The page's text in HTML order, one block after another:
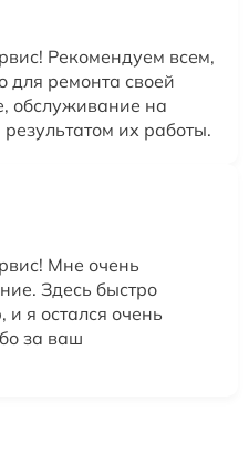
Рекомендуем всем,
для ремонта своей
обслуживание на
их работы.
Мне очень
Здесь быстро
я остался очень
за ваш